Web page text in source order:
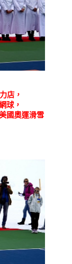
店，
球，
國奧運滑雪